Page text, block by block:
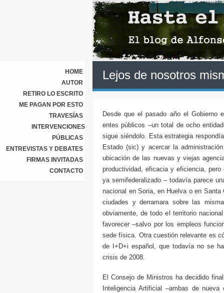
HOME
AUTOR
RETIRO LO ESCRITO
ME PAGAN POR ESTO
TRAVESÍAS
INTERVENCIONES
PÚBLICAS
ENTREVISTAS Y DEBATES
FIRMAS INVITADAS
CONTACTO
Lejos de nosotros
Desde que el pasado año el Gobierno
entes públicos –un total de ocho
sigue siéndolo. Esta estrategia
Estado (sic) y acercar la
ubicación de las nuevas y viejas
productividad, eficacia y eficiencia,
ya semifederalizado – todavía parece
nacional en Soria, en Huelva o en
ciudades y derramara sobre las
obviamente, de todo el territorio
favorecer –salvo por los empleos
sede física. Otra cuestión relevante es
de I+D+i español, que todavía no se
crisis de 2008.
El Consejo de Ministros ha decidido
Inteligencia Artificial –ambas de